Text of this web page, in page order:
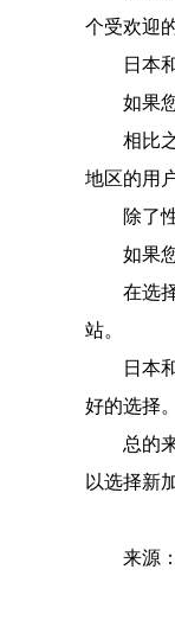
个受欢迎
日本
如果
相比
地区的用户
除了
如果
在选
站。
日本
好的选择。
总的
以选择新
来源：